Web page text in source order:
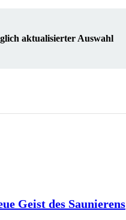
aktualisierter Auswahl
Geist des Saunierens